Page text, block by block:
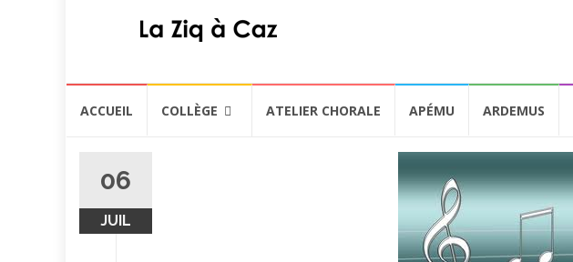
ACCUEIL COLLÈGE ATELIER CHORALE APÉMU ARDEMUS
06
JUIL